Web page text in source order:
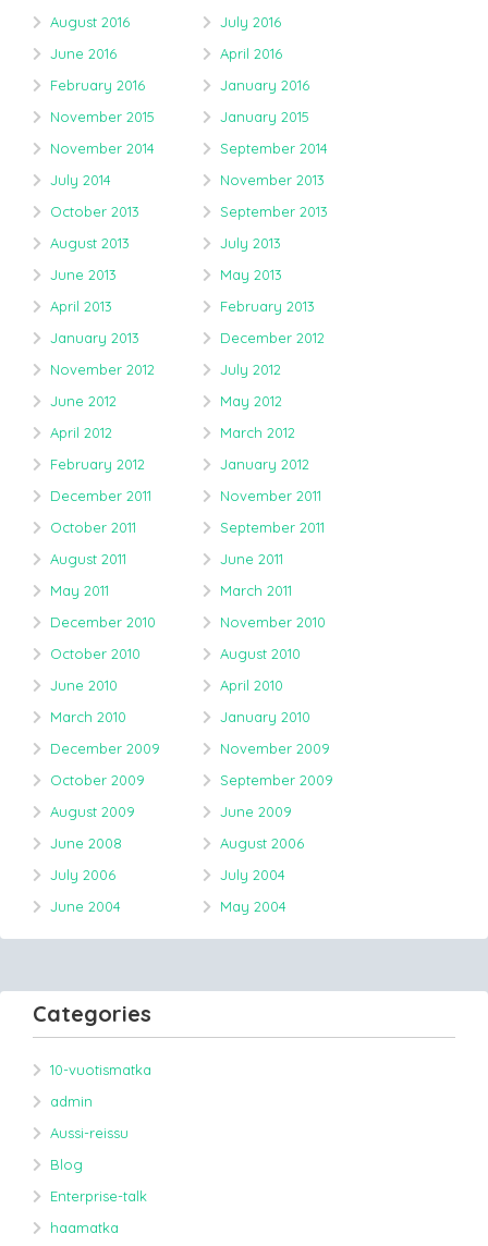
August 2016
July 2016
June 2016
April 2016
February 2016
January 2016
November 2015
January 2015
November 2014
September 2014
July 2014
November 2013
October 2013
September 2013
August 2013
July 2013
June 2013
May 2013
April 2013
February 2013
January 2013
December 2012
November 2012
July 2012
June 2012
May 2012
April 2012
March 2012
February 2012
January 2012
December 2011
November 2011
October 2011
September 2011
August 2011
June 2011
May 2011
March 2011
December 2010
November 2010
October 2010
August 2010
June 2010
April 2010
March 2010
January 2010
December 2009
November 2009
October 2009
September 2009
August 2009
June 2009
June 2008
August 2006
July 2006
July 2004
June 2004
May 2004
Categories
10-vuotismatka
admin
Aussi-reissu
Blog
Enterprise-talk
haamatka